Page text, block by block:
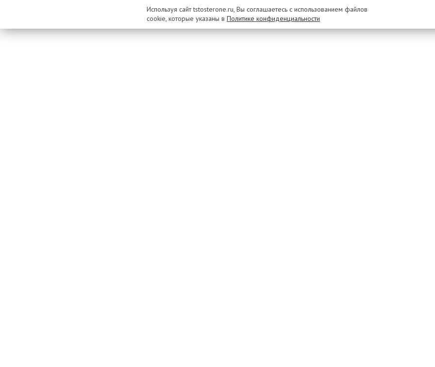
Используя сайт tstosterone.ru, Вы соглашаетесь с использованием файлов
cookie, которые указаны в Политике конфиденциальности